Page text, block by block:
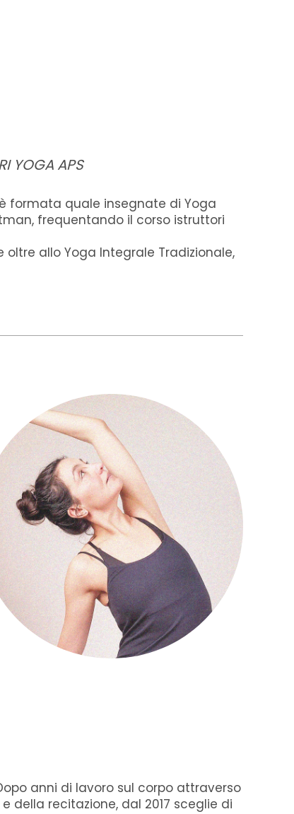
YOGA APS
formata quale insegnate di Yoga
frequentando il corso istruttori
allo Yoga Integrale Tradizionale,
anni di lavoro sul corpo attraverso
della recitazione, dal 2017 sceglie di